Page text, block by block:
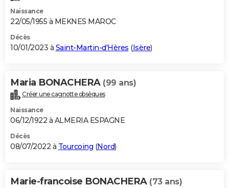
Naissance
22/05/1955 à MEKNES MAROC
Décès
10/01/2023 à Saint-Martin-d'Hères (Isère)
Maria BONACHERA (99 ans)
Créer une cagnotte obsèques
Naissance
06/12/1922 à ALMERIA ESPAGNE
Décès
08/07/2022 à Tourcoing (Nord)
Marie-francoise BONACHERA (73 ans)